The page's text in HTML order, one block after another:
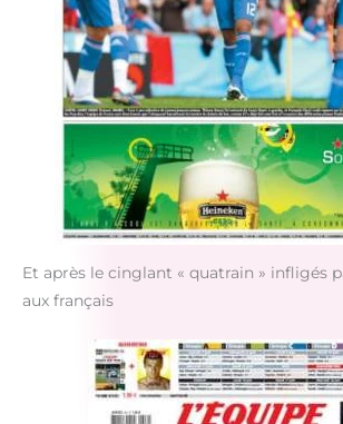
Et après le cinglant « quatrain » infligés
aux français